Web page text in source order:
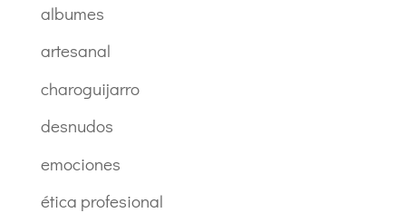
albumes
artesanal
charoguijarro
desnudos
emociones
ética profesional